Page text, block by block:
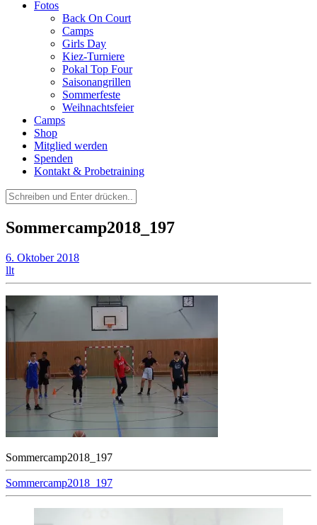
Fotos
Back On Court
Camps
Girls Day
Kiez-Turniere
Pokal Top Four
Saisonangrillen
Sommerfeste
Weihnachtsfeier
Camps
Shop
Mitglied werden
Spenden
Kontakt & Probetraining
Suchen
nach:
Sommercamp2018_197
6. Oktober 2018
llt
Sommercamp2018_197
Beitragsnavigation
Sommercamp2018_197